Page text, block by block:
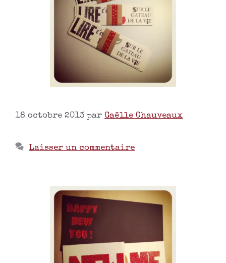
18 octobre 2013 par Gaëlle Chauveaux
Laisser un commentaire